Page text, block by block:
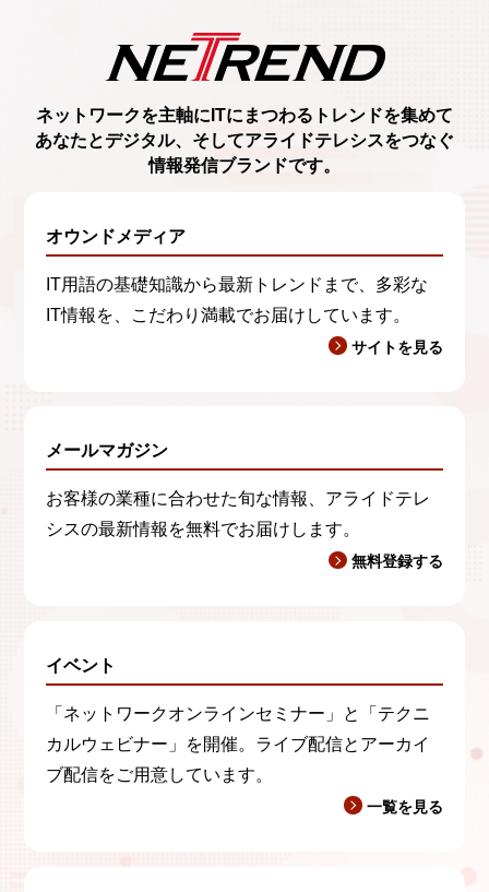
ネットワークを主軸に ITにまつわるトレンドを集めて
あなたとデジタル、 そしてアライドテレシスをつなぐ
情報発信ブランドです。
オウンドメディア
IT用語の基礎知識から最新トレンドまで、多彩な
IT情報を、こだわり満載でお届けしています。
サイトを見る
メールマガジン
お客様の業種に合わせた旬な情報、アライドテレ
シスの最新情報を無料でお届けします。
無料登録する
イベント
「ネットワークオンラインセミナー」と「テクニ
カルウェビナー」を開催。ライブ配信とアーカイ
ブ配信をご用意しています。
一覧を見る